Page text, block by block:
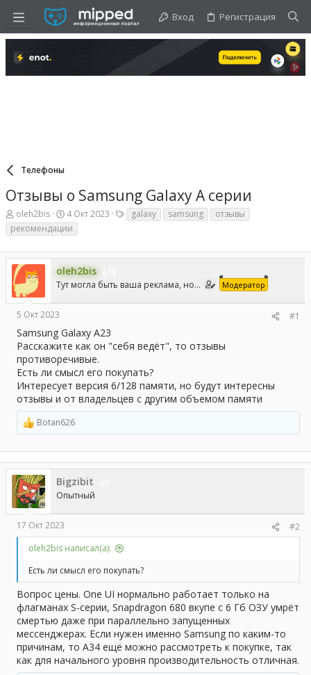
Вход Регистрация
Телефоны
Отзывы о Samsung Galaxy A серии
А
в
т
р
т
е
м
ы
oleh2bis
Д
а
т
н
а
ч
а
л
4 Окт 2023
Т
е
galaxy samsung
отзывы
рекомендации
oleh2bis
Тут могла быть ваша реклама, но... Модератор
5 Окт 2023 #1
Samsung Galaxy A23
Расскажите как он "себя ведёт", то отзывы
противоречивые.
Есть ли смысл его покупать?
Интересует версия 6/128 памяти, но будут интересны
отзывы и от владельцев с другим объемом памяти
Р
е
а
к
ц
и
и
:
Botan626
Bigzibit
Опытный
17 Окт 2023
#2
oleh2bis написал(а):
Есть ли смысл его покупать?
Вопрос цены. One UI нормально работает только на
флагманах S-серии, Snapdragon 680 вкупе с 6 Гб ОЗУ умрёт
смертью даже при параллельно запущенных
мессенджерах. Если нужен именно Samsung по каким-то
причинам, то А34 ещё можно рассмотреть к покупке, так
как для начального уровня производительность отличная.